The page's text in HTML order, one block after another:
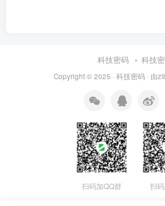
科技密码 科技
Copyright © 2025 · 科技密码 · 由
扫码加QQ群 扫